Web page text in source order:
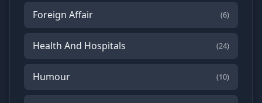
Foreign Affair (6)
Health And Hospitals (24)
Humour (10)